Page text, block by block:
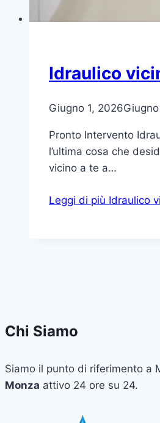
Idraulico
Giugno 1, 2026
Pronto Intervento
l’ultima cosa che
vicino a te a…
Leggi di più Idraulico
Chi Siamo
Siamo il punto di riferimento a
Monza attivo 24 ore su 24.